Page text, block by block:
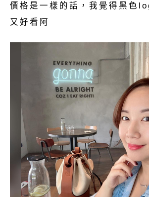
價格是一樣的話，我覺得黑色
又好看阿